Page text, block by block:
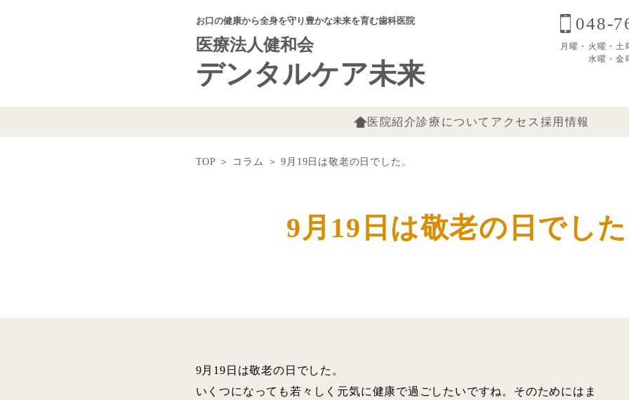
お口の健康から全身を守り豊かな未来を育む歯科医院
医療法人健和会
デンタルケア未来
048-
月曜・火曜・
水曜・金
医院紹介診療について アクセス 採用情報
TOP＞ コラム ＞9月19日は敬老の日でした。
9月19日は敬老の日でした
9月19日は敬老の日でした。
いくつになっても若々しく元気に健康で過ごしたいですね。そのためにはま